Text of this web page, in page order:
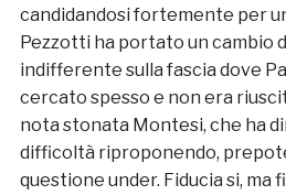
candidandosi fortemente per
Pezzotti ha portato un cambio
indifferente sulla fascia dove
cercato spesso e non era
nota stonata Montesi, che ha
difficoltà riproponendo,
questione under. Fiducia si, ma